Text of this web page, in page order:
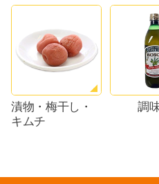
漬物・梅干し・
キムチ
調